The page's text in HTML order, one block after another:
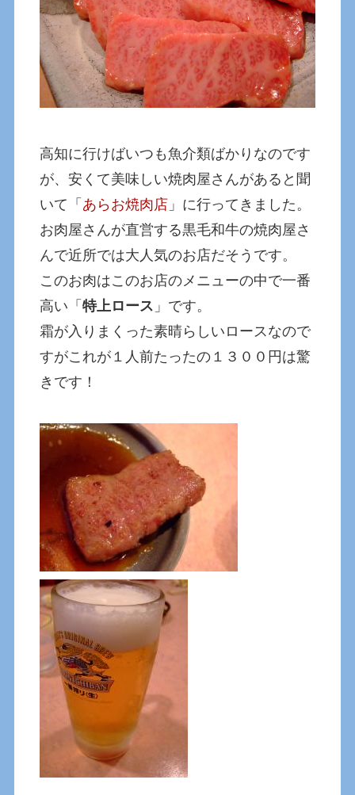
高知に行けばいつも魚介類ばかりなのです
が、安くて美味しい焼肉屋さんがあると聞
いて「 あらお焼肉店 」に行ってきました。
お肉屋さんが直営する黒毛和牛の焼肉屋さ
んで近所では大人気のお店だそうです。
このお肉はこのお店のメニューの中で一番
高い「特上ロース 」です。
霜が入りまくった素晴らしいロースなので
すがこれが１人前たったの１３００円は驚
きです！